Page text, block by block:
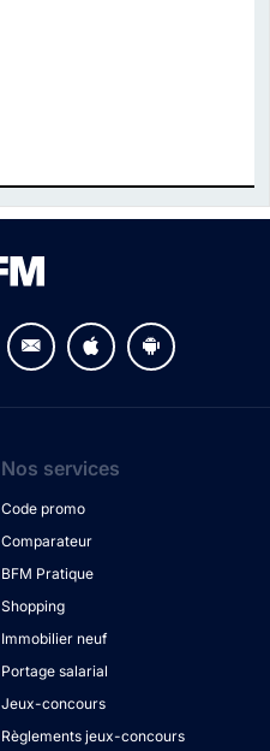
Nos services
Code promo
Comparateur
BFM Pratique
Shopping
Immobilier neuf
Portage salarial
Jeux-concours
Règlements jeux-concours